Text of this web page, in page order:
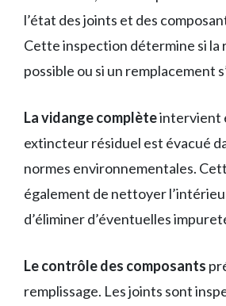
l’état des joints et des
Cette inspection détermine si la
possible ou si un remplacement
La vidange complèteintervient
extincteur résiduel est évacué
normes environnementales.
également de nettoyer
d’éliminer d’éventuelles
Le contrôle des composants
remplissage. Les joints sont